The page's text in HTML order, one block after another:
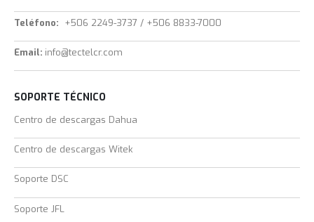
Teléfono: +506 2249-3737 / +506 8833-7000
Email: info@tectelcr.com
SOPORTE TÉCNICO
Centro de descargas Dahua
Centro de descargas Witek
Soporte DSC
Soporte JFL